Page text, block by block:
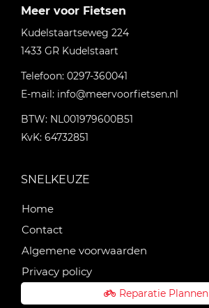
Meer voor Fietsen
Kudelstaartseweg 224
1433 GR Kudelstaart
Telefoon: 0297-360041
E-mail: info@meervoorfietsen.nl
BTW: NL001979600B51
KvK: 64732851
SNELKEUZE
Home
Contact
Algemene voorwaarden
Privacy policy
Reparatie Plannen